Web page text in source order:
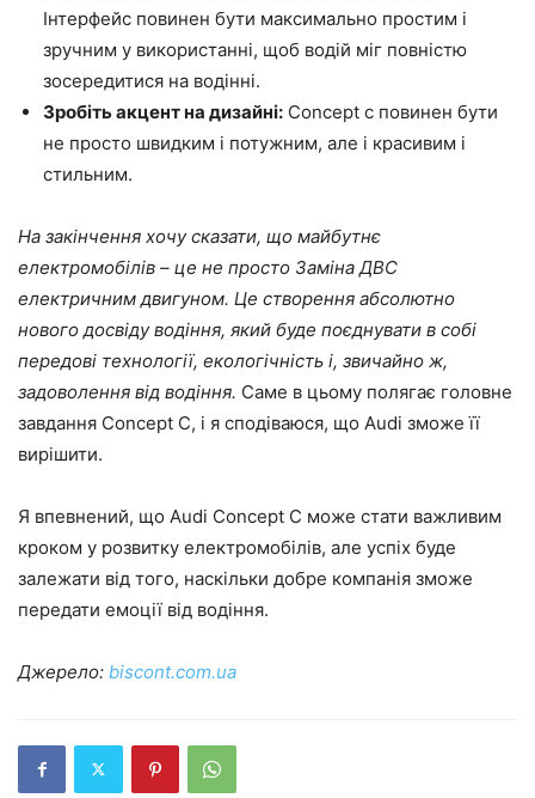
Інтерфейс повинен бути максимально простим і
зручним у використанні, щоб водій міг повністю
зосередитися на водінні.
Зробіть акцент на дизайні: Concept c повинен бути
не просто швидким і потужним, але і красивим і
стильним.
На закінчення хочу сказати, що майбутнє
електромобілів – це не просто Заміна ДВС
електричним двигуном. Це створення абсолютно
нового досвіду водіння, який буде поєднувати в собі
передові технології, екологічність і, звичайно ж,
задоволення від водіння. Саме в цьому полягає головне
завдання Concept C, і я сподіваюся, що Audi зможе її
вирішити.
Я впевнений, що Audi Concept C може стати важливим
кроком у розвитку електромобілів, але успіх буде
залежати від того, наскільки добре компанія зможе
передати емоції від водіння.
Джерело: biscont.com.ua